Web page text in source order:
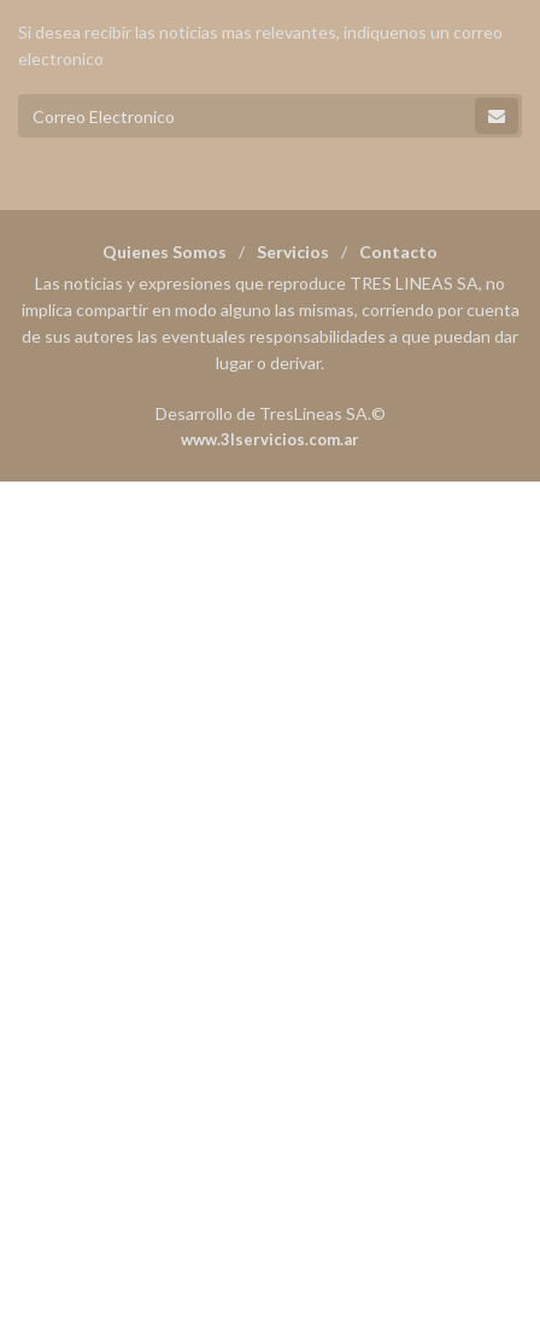
Si desea recibir las noticias mas relevantes, indiquenos un correo
electronico
Quienes Somos Servicios
Contacto
Las noticias y expresiones que reproduce TRES LINEAS SA, no
implica compartir en modo alguno las mismas, corriendo por cuenta
de sus autores las eventuales responsabilidades a que puedan dar
lugar o derivar.
Desarrollo de TresLineas SA.©
www.3lservicios.com.ar